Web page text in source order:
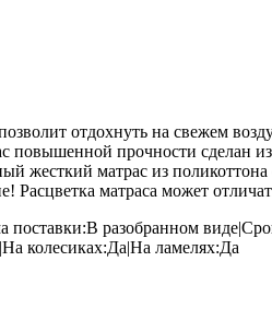
отдохнуть на свежем
прочности сделан
жесткий матрас из
Расцветка матраса может
разобранном
колесиках:Да|На ламелях:Да